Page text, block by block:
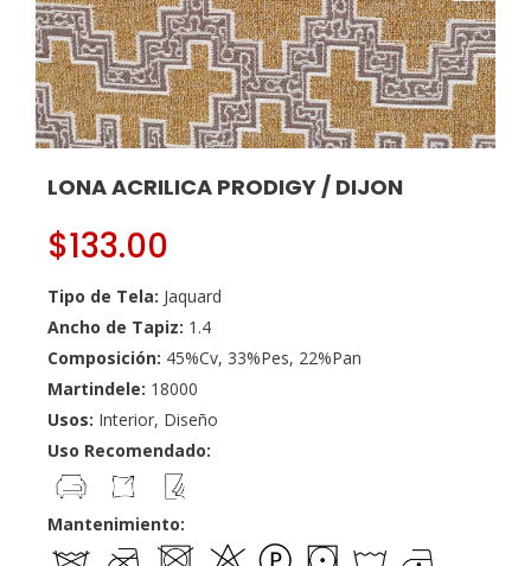
LONA ACRILICA PRODIGY / DIJON
$133.00
Tipo de Tela: Jaquard
Ancho de Tapiz: 1.4
Composición: 45%Cv, 33%Pes, 22%Pan
Martindele: 18000
Usos: Interior, Diseño
Uso Recomendado:
Mantenimiento: